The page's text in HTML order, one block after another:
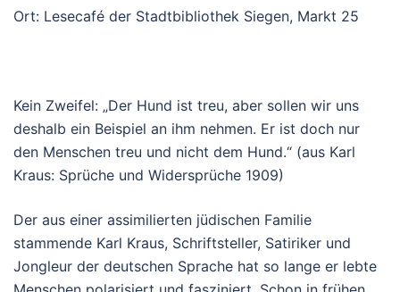
Ort: Lesecafé der Stadtbibliothek Siegen, Markt 25
Kein Zweifel: „Der Hund ist treu, aber sollen wir uns
deshalb ein Beispiel an ihm nehmen. Er ist doch nur
den Menschen treu und nicht dem Hund.“ (aus Karl
Kraus: Sprüche und Widersprüche 1909)
Der aus einer assimilierten jüdischen Familie
stammende Karl Kraus, Schriftsteller, Satiriker und
Jongleur der deutschen Sprache hat so lange er lebte